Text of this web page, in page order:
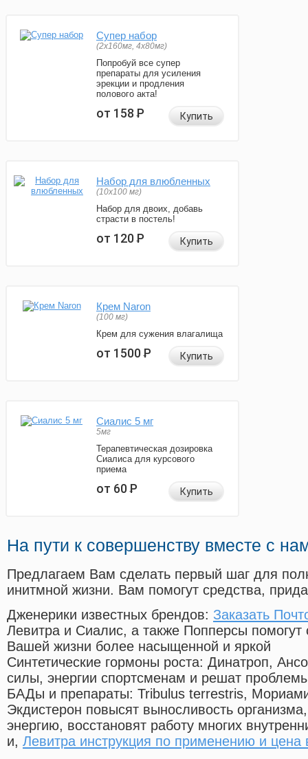
Супер набор
(2х160мг, 4х80мг)
Попробуй все супер
препараты для усиления
эрекции и продления
полового акта!
от 158Р Купить
Набор для влюбленных
(10х100 мг)
Набор для двоих, добавь
страсти в постель!
от 120Р Купить
Крем Naron
(100 мг)
Крем для сужения влагалища
от 1500Р Купить
Сиалис 5 мг
5мг
Терапевтическая дозировка
Сиалиса для курсового
приема
от 60Р Купить
На пути к совершенству вместе с
Предлагаем Вам сделать первый шаг для
инитмной жизни. Вам помогут средства,
Дженерики известных брендов: Заказать
Левитра и Сиалис, а также Попперсы помогут
Вашей жизни более насыщенной и яркой
Синтетические гормоны роста: Динатроп,
силы, энергии спортсменам и решат
БАДы и препараты: Tribulus terrestris,
Экдистерон повысят выносливость
энергию, восстановят работу многих
и, Левитра инструкция по применению и цена